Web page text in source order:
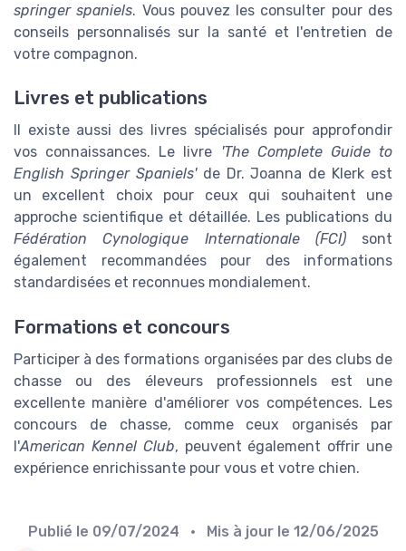
springer spaniels. Vous pouvez les consulter pour des
conseils personnalisés sur la santé et l'entretien de
votre compagnon.
Livres et publications
Il existe aussi des livres spécialisés pour approfondir
vos connaissances. Le livre
'The Complete Guide to
English Springer Spaniels'de Dr. Joanna de Klerk est
un excellent choix pour ceux qui souhaitent une
approche scientifique et détaillée. Les publications du
Fédération Cynologique Internationale (FCI)sont
également recommandées pour des informations
standardisées et reconnues mondialement.
Formations et concours
Participer à des formations organisées par des clubs de
chasse ou des éleveurs professionnels est une
excellente manière d'améliorer vos compétences. Les
concours de chasse, comme ceux organisés par
l'American Kennel Club, peuvent également offrir une
expérience enrichissante pour vous et votre chien.
Publié le 09/07/2024 • Mis à jour le 12/06/2025